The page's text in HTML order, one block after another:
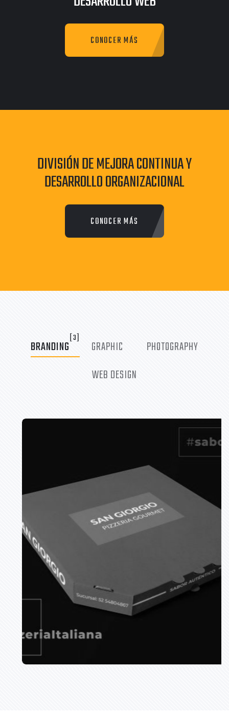
CONOCER MÁS
DIVISIÓN DE MEJORA CONTINUA Y
DESARROLLO ORGANIZACIONAL
CONOCER MÁS
BRANDING
[3]
GRAPHIC
PHOTOGRAPHY
WEB DESIGN